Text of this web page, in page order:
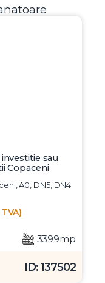
sau
Copaceni
A0, DN5, DN4
3399mp
ID: 137502